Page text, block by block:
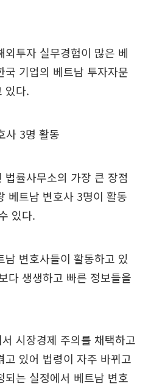
투자 실무경험이 많은 베
국 기업의 베트남 투자자문
있다.
사 3명 활동
률사무소의 가장 큰 장점
베트남 변호사 3명이 활동
있다.
변호사들이 활동하고 있
다 생생하고 빠른 정보들을
시장경제 주의를 채택하고
고 있어 법령이 자주 바뀌고
되는 실정에서 베트남 변호